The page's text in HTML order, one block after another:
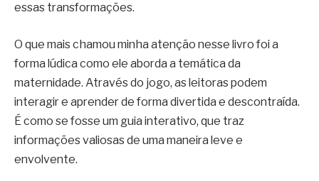
essas transformações.
O que mais chamou minha atenção nesse livro foi a
forma lúdica como ele aborda a temática da
maternidade. Através do jogo, as leitoras podem
interagir e aprender de forma divertida e descontraída.
É como se fosse um guia interativo, que traz
informações valiosas de uma maneira leve e
envolvente.